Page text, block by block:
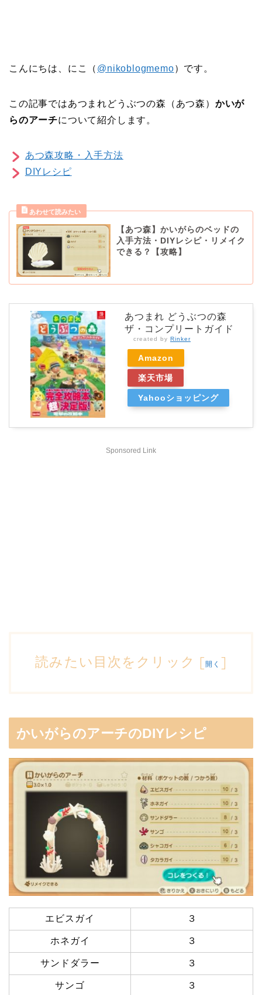
こんにちは、にこ（ @nikoblogmemo）です。
この記事ではあつまれどうぶつの森（あつ森） かいが
らのアーチについて紹介します。
あつ森攻略・入手方法
DIYレシピ
【あつ森】かいがらのベッドの
入手方法・DIYレシピ・リメイク
できる？【攻略】
あつまれ どうぶつの森
ザ・コンプリートガイド
created by Rinker
Amazon
楽天市場
Yahooショッピング
Sponsored Link
読みたい目次をクリック [開く ]
かいがらのアーチのDIYレシピ
エビスガイ ３
ホネガイ ３
サンドダラー ３
サンゴ ３